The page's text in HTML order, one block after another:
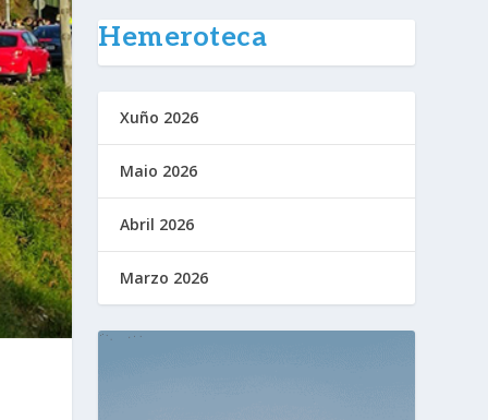
Hemeroteca
Xuño 2026
Maio 2026
Abril 2026
Marzo 2026